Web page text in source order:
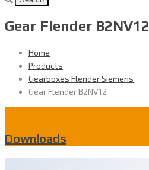
Gear Flender B2NV12
Home
Products
Gearboxes Flender Siemens
Gear Flender B2NV12
Downloads